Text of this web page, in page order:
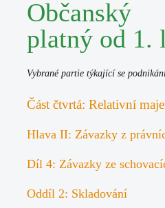
platný od 1.
Vybrané partie týkající se
Část čtvrtá: Relativní
Hlava II: Závazky z
Díl 4: Závazky ze
Oddíl 2: Skladování